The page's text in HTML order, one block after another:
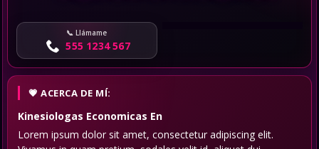
Llámame
555 1234 567
ACERCA DE MÍ:
Kinesiologas Economicas En
Lorem ipsum dolor sit amet, consectetur adipiscing elit.